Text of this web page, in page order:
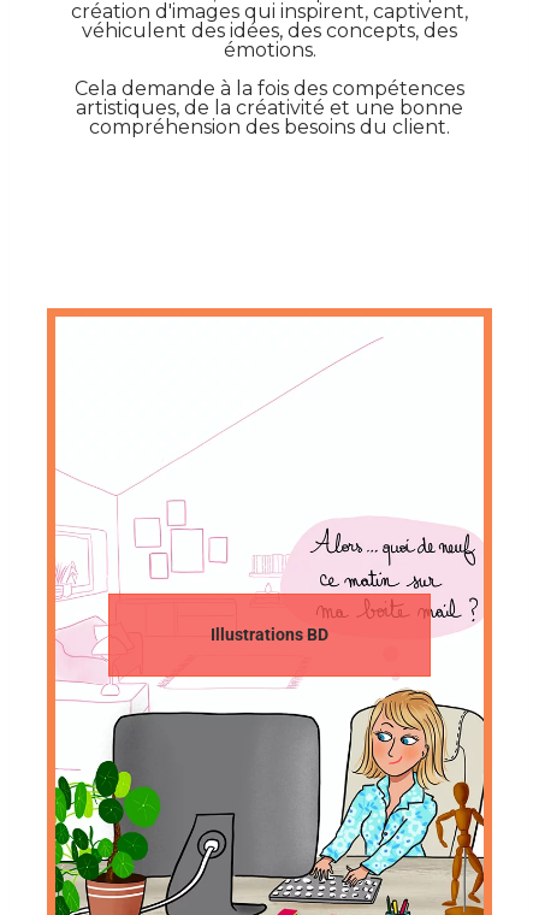
création d'images qui inspirent, captivent,
véhiculent des idées, des concepts, des
émotions.
Cela demande à la fois des compétences
artistiques, de la créativité et une bonne
compréhension des besoins du client.
Illustrations BD